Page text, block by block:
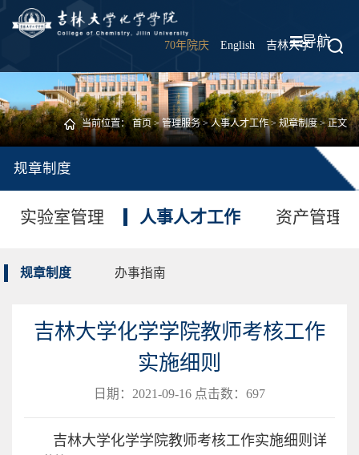
70年院庆 English 吉林大学 |
导航
当前位置：首页>管理服务>人事人才工作>规章制度> 正文
规章制度
实验室管理 人事人才工作
规章制度 办事指南
资产管理
吉林大学化学学院教师考核工作
实施细则
日期：2021-09-16 点击数： 697
吉林大学化学学院教师考核工作实施细则详